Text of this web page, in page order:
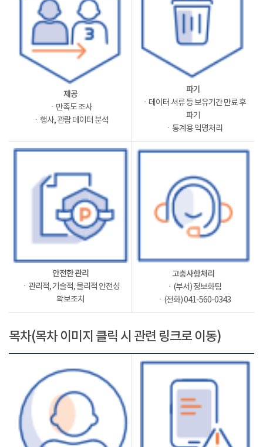
제공
ㆍ만족도 조사
ㆍ행사, 관람 데이터 분석
파기
ㆍ데이터 서류 등 보유기간 만료 후
파기
ㆍ통계용 익명처리
안전한 관리
ㆍ관리적, 기술적, 물리적 안전성
확보조치
고충사항처리
ㆍ(부서) 정보화팀
ㆍ(전화) 041-560-0343
목차(목차 이미지 클릭 시 관련 링크로 이동)